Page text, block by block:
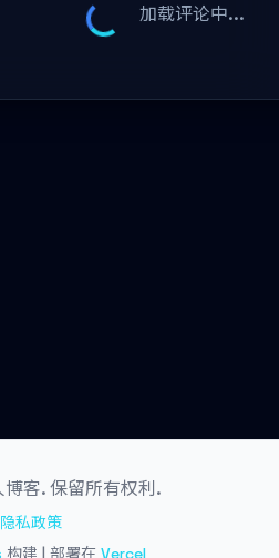
加载评论中...
客. 保留所有权利.
隐私政策
构建 | 部署在 Vercel